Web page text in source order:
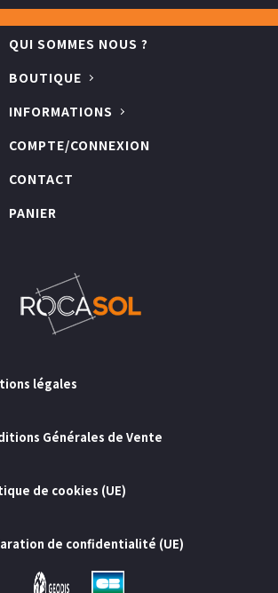
QUI SOMMES NOUS ?
BOUTIQUE
INFORMATIONS
COMPTE/CONNEXION
CONTACT
PANIER
légales
Générales de Vente
de cookies (UE)
de confidentialité (UE)